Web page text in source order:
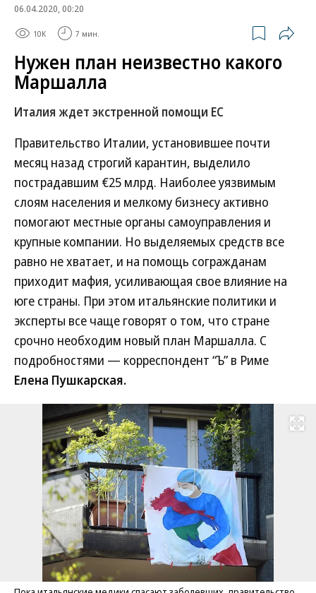
06.04.2020, 00:20
10K 7 мин.
Нужен план неизвестно какого
Маршалла
Италия ждет экстренной помощи ЕС
Правительство Италии, установившее почти
месяц назад строгий карантин, выделило
пострадавшим €25 млрд. Наиболее уязвимым
слоям населения и мелкому бизнесу активно
помогают местные органы самоуправления и
крупные компании. Но выделяемых средств все
равно не хватает, и на помощь согражданам
приходит мафия, усиливающая свое влияние на
юге страны. При этом итальянские политики и
эксперты все чаще говорят о том, что стране
срочно необходим новый план Маршалла. С
подробностями — корреспондент “Ъ” в Риме
Елена Пушкарская.
Развернуть